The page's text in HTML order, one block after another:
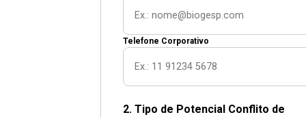
Telefone Corporativo
2. Tipo de Potencial Conflito de